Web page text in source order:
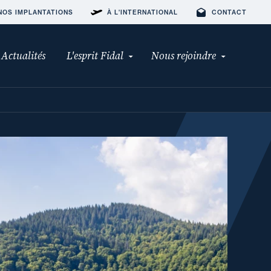
IMPLANTATIONS À L'INTERNATIONAL CONTACT
Actualités L'esprit Fidal Nous rejoindre